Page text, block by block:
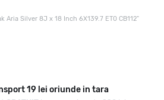
Aria Silver 8J x 18 Inch 6X139.7 ET0 CB112"
19 lei oriunde in tara